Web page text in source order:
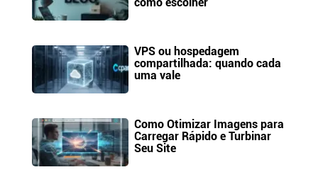
VPS ou hospedagem
compartilhada: quando cada
uma vale
Como Otimizar Imagens para
Carregar Rápido e Turbinar
Seu Site